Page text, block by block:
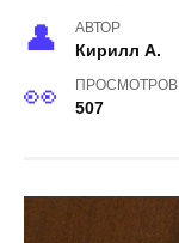
АВТОР
Кирилл А.
ПРОСМОТРОВ
507